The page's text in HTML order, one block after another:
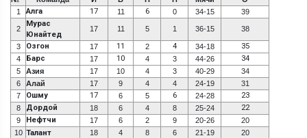
1
Алга 17 11 6 0 34-15 39
2
Мурас
Юнайтед
17 11 5 1 36-15 38
3 Озгон 17 11 2 4 34-18 35
4 Барс 17 10 4 3 44-26 34
5 Азия 17 10 4 3 40-29
34
6
Алай 17 9 4 4 24-19
31
7
Ошму 17 6 5 6 24-28 23
8 Дордой 18 6 4 8 25-24 22
9 Нефтчи 17 6 2 9 20-26
20
10 Талант 18 4 8 6 21-19
20